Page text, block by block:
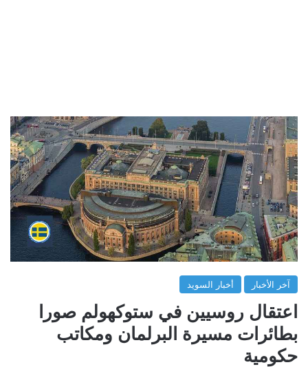
آخر الأخبار أخبار السويد
اعتقال روسيين في ستوكهولم صورا
بطائرات مسيرة البرلمان ومكاتب
حكومية